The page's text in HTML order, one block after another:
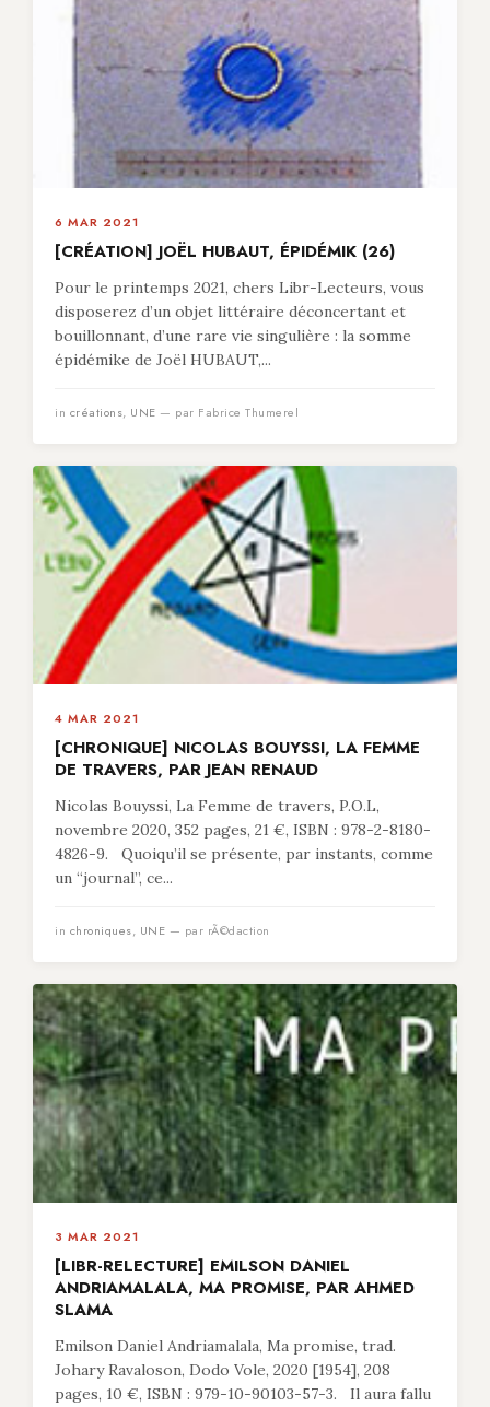
6 MAR 2021
[CRÉATION] JOËL HUBAUT, ÉPIDÉMIK (26)
Pour le printemps 2021, chers Libr-Lecteurs, vous
disposerez d’un objet littéraire déconcertant et
bouillonnant, d’une rare vie singulière : la somme
épidémike de Joël HUBAUT,...
in créations, UNE — par Fabrice Thumerel
4 MAR 2021
[CHRONIQUE] NICOLAS BOUYSSI, LA FEMME
DE TRAVERS, PAR JEAN RENAUD
Nicolas Bouyssi, La Femme de travers, P.O.L,
novembre 2020, 352 pages, 21 €, ISBN : 978-2-8180-
4826-9. Quoiqu’il se présente, par instants, comme
un “journal”, ce...
in chroniques, UNE — par rÃ©daction
3 MAR 2021
[LIBR-RELECTURE] EMILSON DANIEL
ANDRIAMALALA, MA PROMISE, PAR AHMED
SLAMA
Emilson Daniel Andriamalala, Ma promise, trad.
Johary Ravaloson, Dodo Vole, 2020 [1954], 208
pages, 10 €, ISBN : 979-10-90103-57-3. Il aura fallu